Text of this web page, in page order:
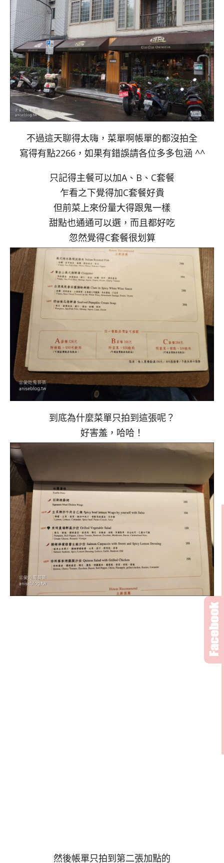
不過這天聊得太嗨，菜單啊帳單的都沒拍全
寫得有點2266，如果有錯誤請各位多多包涵 ^^
只記得主餐可以加A、B、C套餐
乍看之下覺得加C套餐好貴
但前菜上來份量大得跟鬼一樣
甜點也通通可以選，而且都好吃
忽然覺得C套餐很划算
到底為什麼菜單只拍到這張呢？
好害羞，哈哈！
然後帳單只拍到第二張加點的